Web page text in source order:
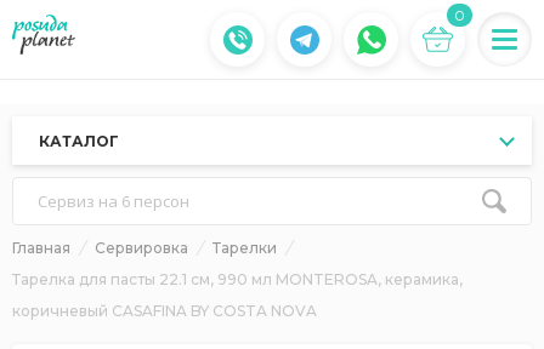
0
КАТАЛОГ
Сервиз на 6 персон
Главная Сервировка
Тарелки
Тарелка для пасты 22.1 см, 990 мл MONTEROSA, керамика,
коричневый CASAFINA BY COSTA NOVA